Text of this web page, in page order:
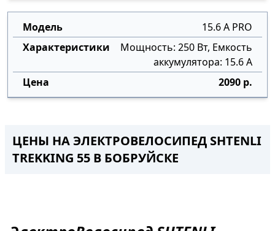
15.6 А PRO
Мощность: 250 Вт, Емкость
аккумулятора: 15.6 А
2090 р.
ЦЕНЫ НА ЭЛЕКТРОВЕЛОСИПЕД SHTENLI
TREKKING 55 В БОБРУЙСКЕ